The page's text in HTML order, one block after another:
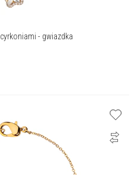
- gwiazdka